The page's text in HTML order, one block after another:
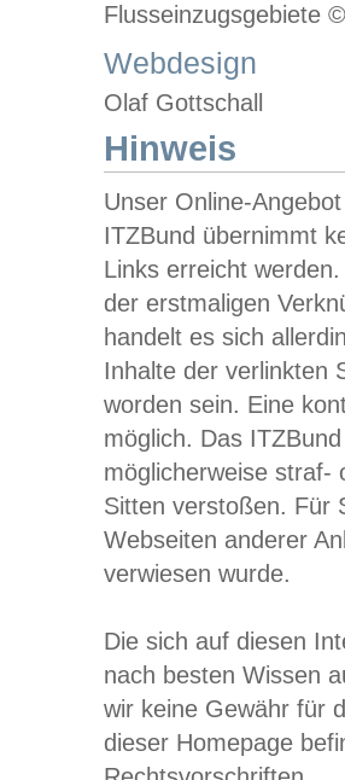
Flusseinzugsgebiete
Webdesign
Olaf Gottschall
Hinweis
Unser Online-
ITZBund übernimmt
Links erreicht
der erstmaligen
handelt es sich
Inhalte der verlinkten
worden sein. Eine
möglich. Das
möglicherweise straf-
Sitten verstoßen. Für
Webseiten anderer
verwiesen wurde.
Die sich auf diesen
nach besten Wissen
wir keine Gewähr für
dieser Homepage